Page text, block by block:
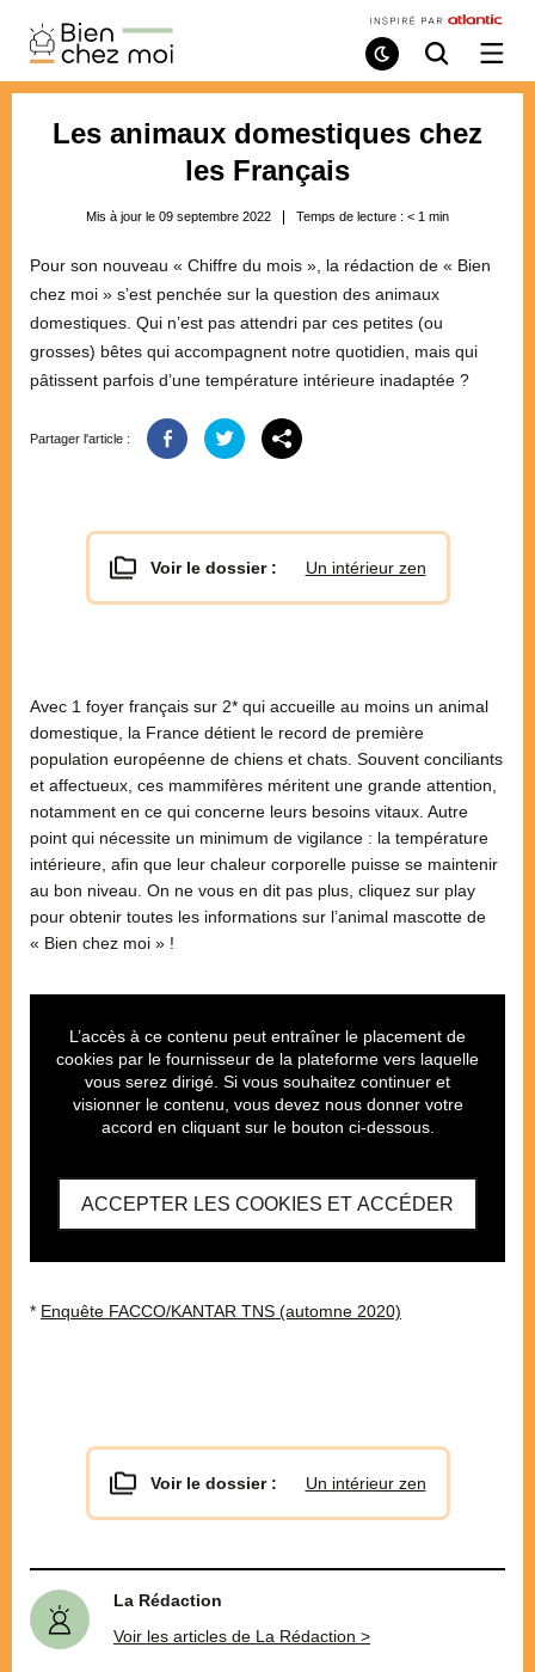
Bien
Chez
Moi
Mode
de
Recherche
/
Les animaux domestiques chez
les Français
Mis à jour le 09 septembre 2022 Temps de lecture : < 1 min
Pour son nouveau « Chiffre du mois », la rédaction de « Bien
chez moi » s’est penchée sur la question des animaux
domestiques. Qui n’est pas attendri par ces petites (ou
grosses) bêtes qui accompagnent notre quotidien, mais qui
pâtissent parfois d’une température intérieure inadaptée ?
Partager l'article :
Voir le dossier : Un intérieur zen
Avec 1 foyer français sur 2* qui accueille au moins un animal
domestique, la France détient le record de première
population européenne de chiens et chats. Souvent conciliants
et affectueux, ces mammifères méritent une grande attention,
notamment en ce qui concerne leurs besoins vitaux. Autre
point qui nécessite un minimum de vigilance : la température
intérieure, afin que leur chaleur corporelle puisse se maintenir
au bon niveau. On ne vous en dit pas plus, cliquez sur play
pour obtenir toutes les informations sur l’animal mascotte de
« Bien chez moi » !
L’accès à ce contenu peut entraîner le placement de
cookies par le fournisseur de la plateforme vers laquelle
vous serez dirigé. Si vous souhaitez continuer et
visionner le contenu, vous devez nous donner votre
accord en cliquant sur le bouton ci-dessous.
ACCEPTER LES COOKIES ET ACCÉDER
* Enquête FACCO/KANTAR TNS (automne 2020)
Voir le dossier : Un intérieur zen
La Rédaction
Voir les articles de La Rédaction >